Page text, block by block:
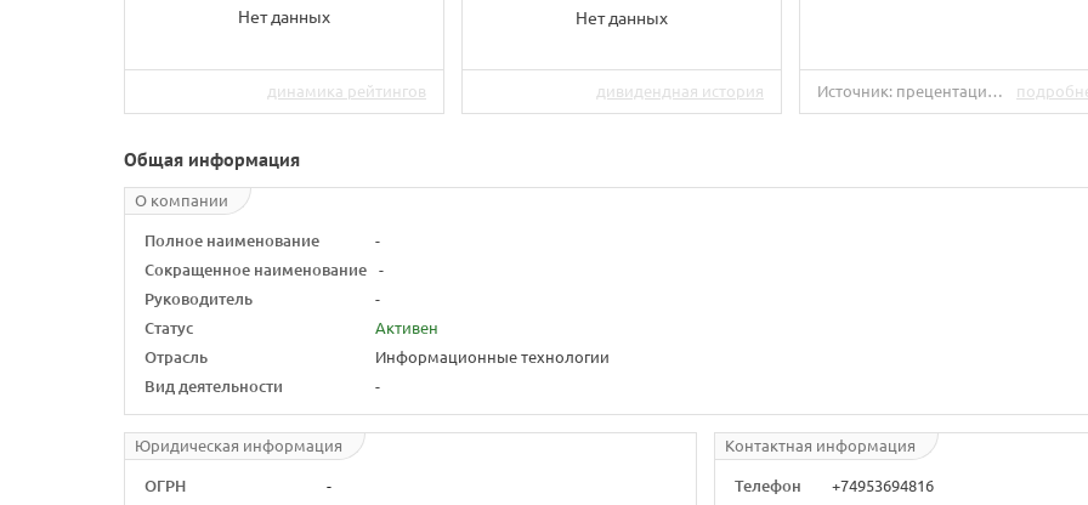
Нет данных
динамика рейтингов
Нет данных
дивидендная история Источник: прецентация компании 2022 года
Общая информация
О компании
Полное наименование -
Сокращенное наименование -
Руководитель -
Статус Активен
Отрасль Информационные технологии
Вид деятельности -
Юридическая информация
ОГРН -
Контактная информация
Телефон +74953694816